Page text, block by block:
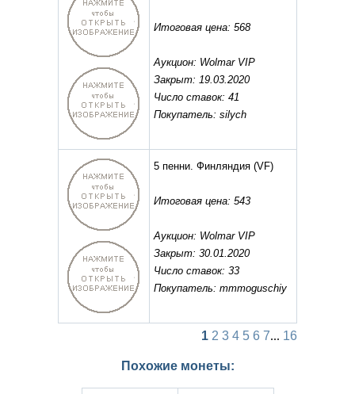
Итоговая цена: 568
Аукцион: Wolmar VIP
Закрыт: 19.03.2020
Число ставок: 41
Покупатель: silych
5 пенни. Финляндия (VF)
Итоговая цена: 543
Аукцион: Wolmar VIP
Закрыт: 30.01.2020
Число ставок: 33
Покупатель: mmmoguschiy
1 2 3 4 5 6 7... 16
Похожие монеты: